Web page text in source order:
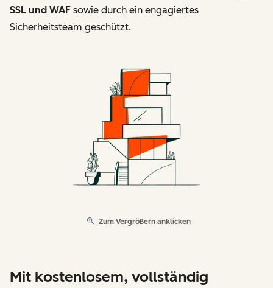
SSL und WAF sowie durch ein engagiertes
Sicherheitsteam geschützt.
Zum Vergrößern anklicken
Mit kostenlosem, vollständig